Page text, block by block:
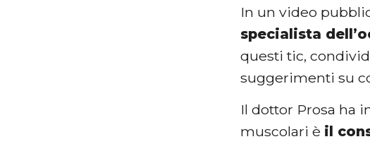
In un video
specialista
questi tic,
suggerimenti su
Il dottor Prosa ha
muscolari è il